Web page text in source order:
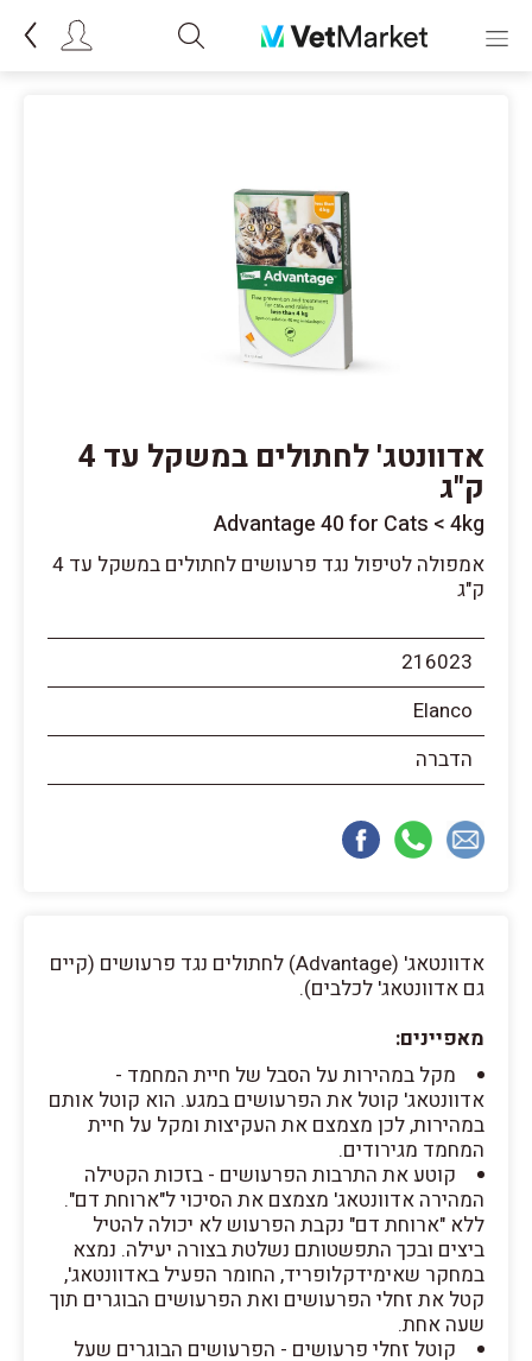
אדוונטג' לחתולים במשקל עד 4
ק"ג
Advantage 40 for Cats < 4kg
אמפולה לטיפול נגד פרעושים לחתולים במשקל עד 4
ק"ג
216023
Elanco
הדברה
אדוונטאג' (Advantage) לחתולים נגד פרעושים (קיים
גם אדוונטאג' לכלבים).
מאפיינים:
מקל במהירות על הסבל של חיית המחמד -
אדוונטאג' קוטל את הפרעושים במגע. הוא קוטל אותם
במהירות, לכן מצמצם את העקיצות ומקל על חיית
המחמד מגירודים.
קוטע את התרבות הפרעושים - בזכות הקטילה
המהירה אדוונטאג' מצמצם את הסיכוי ל"ארוחת דם".
ללא "ארוחת דם" נקבת הפרעוש לא יכולה להטיל
ביצים ובכך התפשטותם נשלטת בצורה יעילה. נמצא
במחקר שאימידקלופריד, החומר הפעיל באדוונטאג',
קטל את זחלי הפרעושים ואת הפרעושים הבוגרים תוך
שעה אחת.
קוטל זחלי פרעושים - הפרעושים הבוגרים שעל